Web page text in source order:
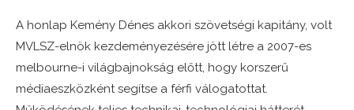
A honlap Kemény Dénes akkori szövetségi kapitány, volt
MVLSZ-elnök kezdeményezésére jött létre a 2007-es
melbourne-i világbajnokság előtt, hogy korszerű
médiaeszközként segítse a férfi válogatottat.